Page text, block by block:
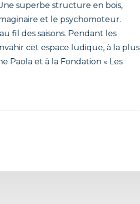
superbe structure en bois,
et le psychomoteur.
fil des saisons. Pendant les
cet espace ludique, à la plus
Paola et à la Fondation « Les